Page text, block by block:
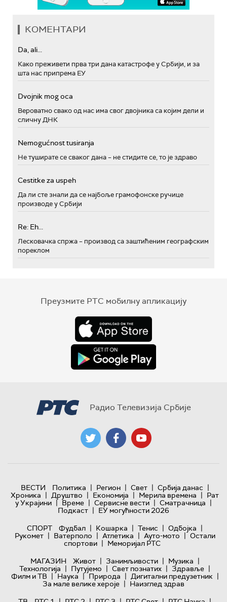
КОМЕНТАРИ
Da, ali...
Како преживети прва три дана катастрофе у Србији, и за
шта нас припрема ЕУ
Dvojnik mog oca
Вероватно свако од нас има свог двојника са којим дели и
сличну ДНК
Nemogućnost tusiranja
Не туширате се сваког дана – не стидите се, то је здраво
Cestitke za uspeh
Да ли сте знали да се најбоље грамофонске ручице
производе у Србији
Re: Eh...
Лесковачка спржа – производ са заштићеним географским
пореклом
Преузмите РТС мобилну апликацију
Радио Телевизија Србије
ВЕСТИ Политика | Регион | Свет | Србија данас |
Хроника | Друштво | Економија | Мерила времена | Рат
у Украјини | Време | Сервисне вести | Сматрачница |
Подкаст | ЕУ могућности 2026
СПОРТ
Фудбал | Кошарка | Тенис | Одбојка |
Рукомет | Ватерполо | Атлетика | Ауто-мото | Остали
спортови | Меморијал РТС
МАГАЗИН
Живот | Занимљивости | Музика |
Технологијa | Путујемо | Свет познатих | Здравље |
Филм и ТВ | Наука | Природа | Дигитални предузетник |
За мале велике хероје | Наизглед здрав